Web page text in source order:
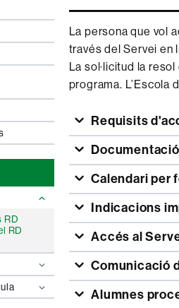
RD
RD
La persona que vol
través del Servei en
La sol·licitud la
programa. L’Escola
Requisits
Documentació
Calendari per
Indicacions
Accés al
Comunicació
Alumnes